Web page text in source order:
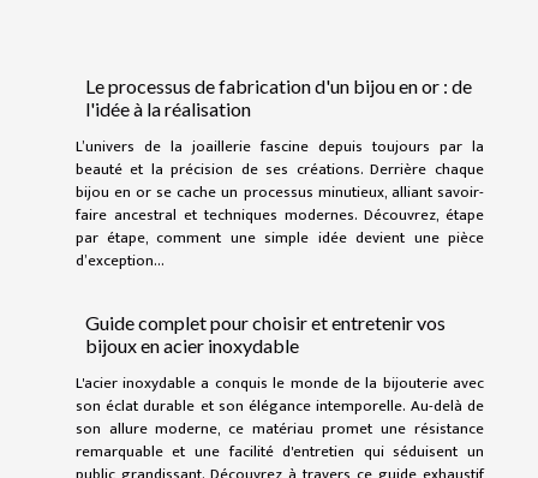
Le processus de fabrication d'un bijou en or : de
l'idée à la réalisation
L’univers de la joaillerie fascine depuis toujours par la
beauté et la précision de ses créations. Derrière chaque
bijou en or se cache un processus minutieux, alliant savoir-
faire ancestral et techniques modernes. Découvrez, étape
par étape, comment une simple idée devient une pièce
d’exception...
Guide complet pour choisir et entretenir vos
bijoux en acier inoxydable
L'acier inoxydable a conquis le monde de la bijouterie avec
son éclat durable et son élégance intemporelle. Au-delà de
son allure moderne, ce matériau promet une résistance
remarquable et une facilité d'entretien qui séduisent un